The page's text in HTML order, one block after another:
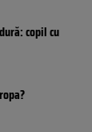
copil cu